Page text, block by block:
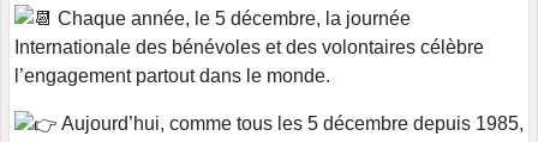
Chaque année, le 5 décembre, la journée
Internationale des bénévoles et des volontaires célèbre
l’engagement partout dans le monde.
Aujourd’hui, comme tous les 5 décembre depuis 1985,